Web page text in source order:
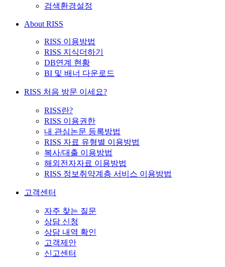
검색환경설정
About RISS
RISS 이용방법
RISS 지식더하기
DB연계 현황
BI 및 배너 다운로드
RISS 처음 방문 이세요?
RISS란?
RISS 이용권한
내 관심논문 등록방법
RISS 자료 유형별 이용방법
복사/대출 이용방법
해외전자자료 이용방법
RISS 정보취약계층 서비스 이용방법
고객센터
자주 찾는 질문
상담 신청
상담 내역 확인
고객제안
신고센터